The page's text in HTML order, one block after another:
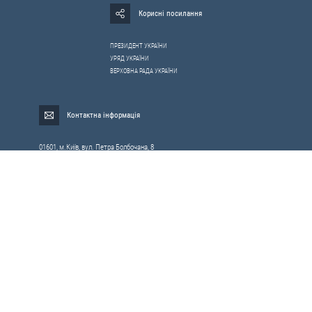
Корисні посилання
ПРЕЗИДЕНТ УКРАЇНИ
УРЯД УКРАЇНИ
ВЕРХОВНА РАДА УКРАЇНИ
Контактна інформація
01601, м.Київ, вул. Петра Болбочана, 8